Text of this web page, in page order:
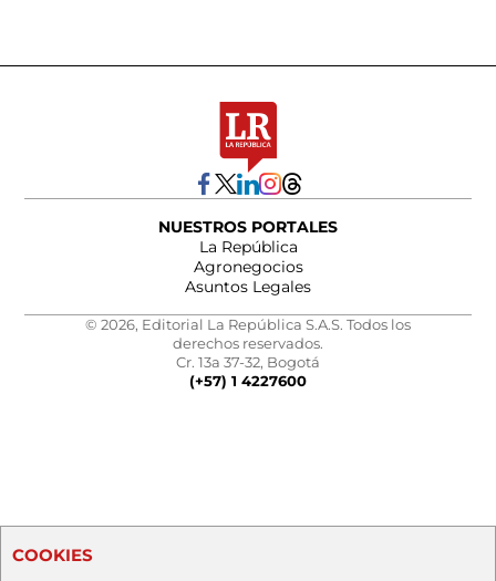
NUESTROS PORTALES
La República
Agronegocios
Asuntos Legales
© 2026, Editorial La República S.A.S. Todos los
derechos reservados.
Cr. 13a 37-32, Bogotá
(+57) 1 4227600
COOKIES